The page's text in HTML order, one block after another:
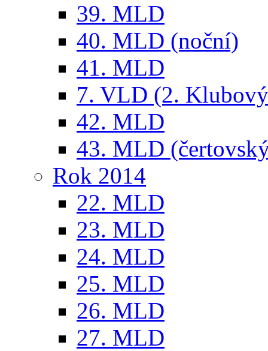
39. MLD
40. MLD (noční)
41. MLD
7. VLD (2.
42. MLD
43. MLD
Rok 2014
22. MLD
23. MLD
24. MLD
25. MLD
26. MLD
27. MLD